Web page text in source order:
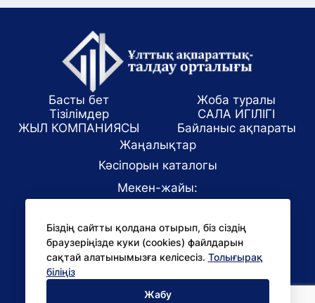
Біздің сайтты қолдана отырып, біз сіздің
браузеріңізде куки (cookies) файлдарын
сақтай алатынымызға келісесіз. Толығырақ
біліңіз
Жабу
Басты бет
Жоба туралы
Тізілімдер
САЛА ИГІЛІГІ
ЖЫЛ КОМПАНИЯСЫ
Байланыс ақпараты
Жаңалықтар
Кәсіпорын каталогы
Мекен-жайы:
E-mail:
office@niac.kz
pr@niac.kz